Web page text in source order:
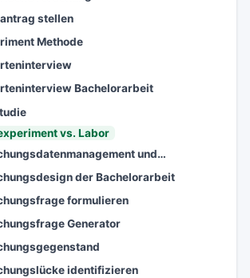
stellen
Methode
Bachelorarbeit
vs. Labor
und…
der Bachelorarbeit
formulieren
Generator
identifizieren